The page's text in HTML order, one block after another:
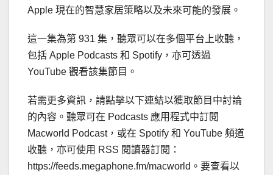
Apple 現在的智慧家居策略以及未來可能的發展。
這一集為第 931 集，聽眾可以在多個平台上收聽，
包括 Apple Podcasts 和 Spotify，亦可透過
YouTube 觀看該集節目。
若需更多資訊，請點擊以下連結以獲取節目中討論
的內容。聽眾可在 Podcasts 應用程式中訂閱
Macworld Podcast，或在 Spotify 和 YouTube 頻道
收聽，亦可使用 RSS 閱讀器訂閱：
https://feeds.megaphone.fm/macworld。要查看以